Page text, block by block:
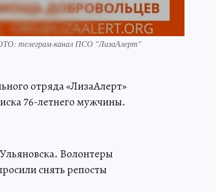
телеграм-канал ПСО "ЛизаАлерт"
отряда «ЛизаАлерт»
76-летнего мужчины.
Волонтеры
снять репосты